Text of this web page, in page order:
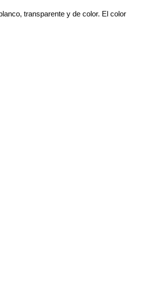
transparente y de color. El color